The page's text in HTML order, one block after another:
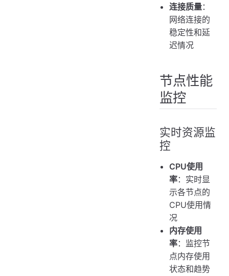
连接质量：
网络连接的
稳定性和延
迟情况
节点性能
监控
实时资源监
控
CPU使用
率：实时显
示各节点的
CPU使用情
况
内存使用
率：监控节
点内存使用
状态和趋势